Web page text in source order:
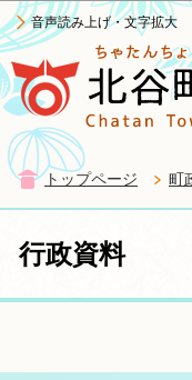
音声読み上げ・文字拡大
トップページ 町
行政資料